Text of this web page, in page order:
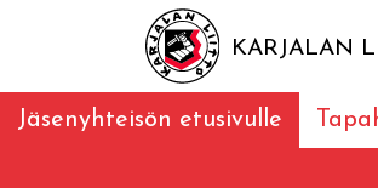
KARJALAN
Jäsenyhteisön etusivulle